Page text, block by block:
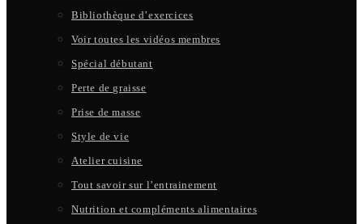
Bibliothèque d’exercices
Voir toutes les vidéos membres
Spécial débutant
Perte de graisse
Prise de masse
Style de vie
Atelier cuisine
Tout savoir sur l’entrainement
Nutrition et compléments alimentaires